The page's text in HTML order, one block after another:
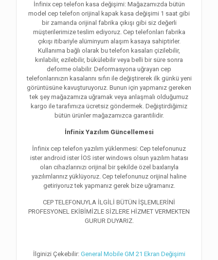
İnfinix cep telefon kasa değişimi: Mağazamızda bütün
model cep telefon orijinal kapak kasa değişimi 1 saat gibi
bir zamanda orijinal fabrika çıkışı gibi siz değerli
müşterilerimize teslim ediyoruz. Cep telefonları fabrika
çıkışı itibariyle alüminyum alaşım kasaya sahiptirler.
Kullanıma bağlı olarak bu telefon kasaları çizilebilir,
kırılabilir, ezilebilir, bükülebilir veya belli bir süre sonra
deforme olabilir. Deformasyona uğrayan cep
telefonlarınızın kasalarını sıfırı ile değiştirerek ilk günkü yeni
görüntüsüne kavuşturuyoruz. Bunun için yapmanız gereken
tek şey mağazamıza uğramak veya anlaşmalı olduğumuz
kargo ile tarafımıza ücretsiz göndermek. Değiştirdiğimiz
bütün ürünler mağazamızca garantilidir.
İnfinix Yazılım Güncellemesi
İnfinix cep telefon yazılım yüklenmesi: Cep telefonunuz
ister android ister İOS ister windows olsun yazılım hatası
olan cihazlarınızı orijinal bir şekilde özel baxlarıyla
yazılımlarınız yüklüyoruz. Cep telefonunuz orijinal haline
getiriyoruz tek yapmanız gerek bize uğramanız.
CEP TELEFONUYLA İLGİLİ BÜTÜN İŞLEMLERİNİ
PROFESYONEL EKİBİMİZLE SİZLERE HİZMET VERMEKTEN
GURUR DUYARIZ.
İlginizi Çekebilir: General Mobile GM 21 Ekran Değişimi